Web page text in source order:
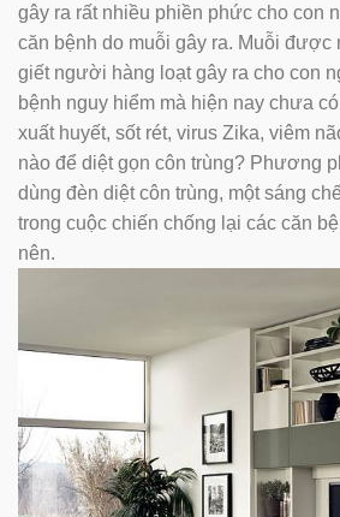
gây ra rất nhiều phiền phức cho con
căn bệnh do muỗi gây ra. Muỗi được
giết người hàng loạt gây ra cho con
bệnh nguy hiểm mà hiện nay chưa
xuất huyết, sốt rét, virus Zika, viêm
nào để diệt gọn côn trùng? Phương
dùng đèn diệt côn trùng, một sáng
trong cuộc chiến chống lại các căn
nên.